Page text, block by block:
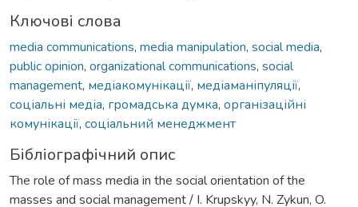
Ключові слова
media communications, media manipulation, social media,
public opinion, organizational communications, social
management, медіакомунікації, медіаманіпуляції,
соціальні медіа, громадська думка, організаційні
комунікації, соціальний менеджмент
Бібліографічний опис
The role of mass media in the social orientation of the
masses and social management / I. Krupskyy, N. Zykun, O.